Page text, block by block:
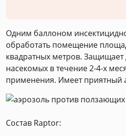
Одним баллоном
обработать помещение
квадратных метров.
насекомых в течение 2-4-х
применения. Имеет приятный
Состав Raptor: